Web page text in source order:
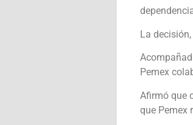
La
Pemex
Afirmó que
que Pemex